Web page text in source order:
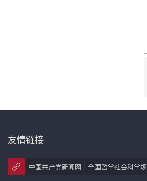
友情链接
中国共产党新闻网 全国哲学社会科学